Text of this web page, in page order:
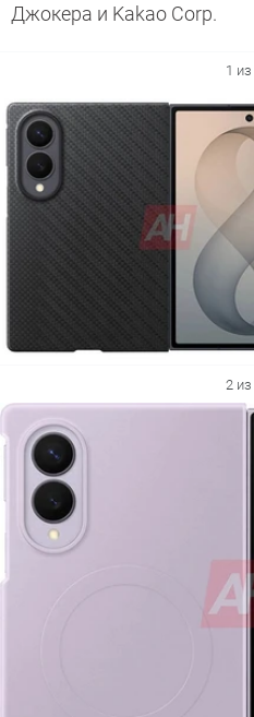
Джокера и Kakao Corp.
1
2